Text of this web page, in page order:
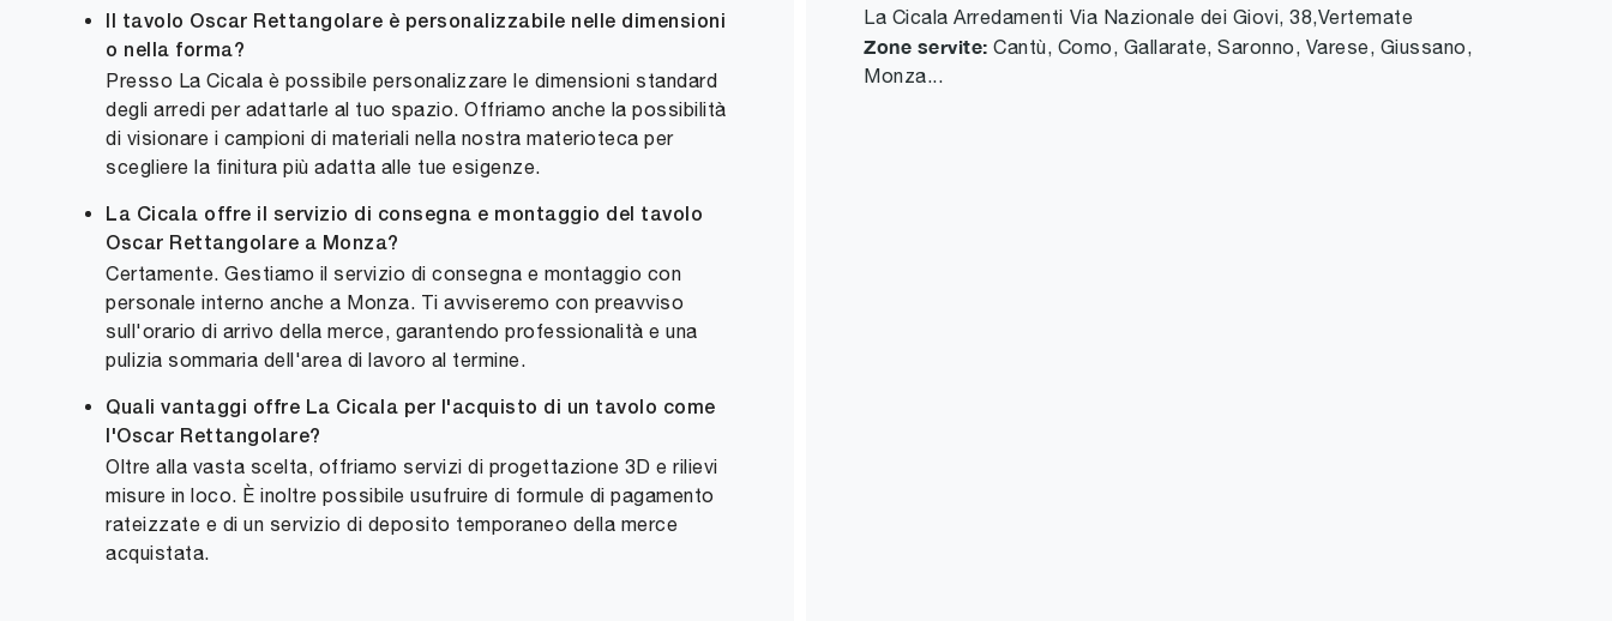
Il tavolo Oscar Rettangolare è personalizzabile nelle dimensioni
o nella forma?
Presso La Cicala è possibile personalizzare le dimensioni standard
degli arredi per adattarle al tuo spazio. Offriamo anche la possibilità
di visionare i campioni di materiali nella nostra materioteca per
scegliere la finitura più adatta alle tue esigenze.
La Cicala offre il servizio di consegna e montaggio del tavolo
Oscar Rettangolare a Monza?
Certamente. Gestiamo il servizio di consegna e montaggio con
personale interno anche a Monza. Ti avviseremo con preavviso
sull'orario di arrivo della merce, garantendo professionalità e una
pulizia sommaria dell'area di lavoro al termine.
Quali vantaggi offre La Cicala per l'acquisto di un tavolo come
l'Oscar Rettangolare?
Oltre alla vasta scelta, offriamo servizi di progettazione 3D e rilievi
misure in loco. È inoltre possibile usufruire di formule di pagamento
rateizzate e di un servizio di deposito temporaneo della merce
acquistata.
La Cicala Arredamenti Via Nazionale dei Giovi, 38,Vertemate
Zone servite: Cantù, Como, Gallarate, Saronno, Varese, Giussano,
Monza...